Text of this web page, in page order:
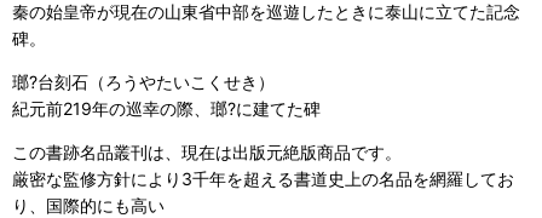
秦の始皇帝が現在の山東省中部を巡遊したときに泰山に立てた記念
碑。
瑯?台刻石（ろうやたいこくせき）
紀元前219年の巡幸の際、瑯?に建てた碑
この書跡名品叢刊は、現在は出版元絶版商品です。
厳密な監修方針により3千年を超える書道史上の名品を網羅してお
り、国際的にも高い